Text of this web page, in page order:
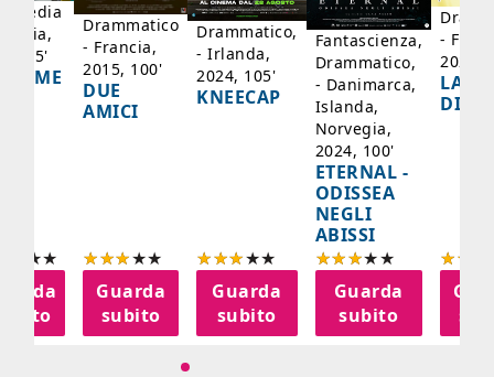
95'
Drammatico
- Francia,
2015, 100'
DUE
AMICI
Guarda
subito
Drammatico,
- Irlanda,
2024, 105'
KNEECAP
Guarda
subito
Fantascienza,
Drammatico,
- Danimarca,
Islanda,
Norvegia,
2024, 100'
ETERNAL -
ODISSEA
NEGLI
ABISSI
Guarda
subito
-
2024,
LA
DI